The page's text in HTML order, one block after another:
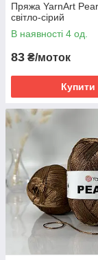
Пряжа YarnArt
світло-сірий
В наявності 4 од.
83 ₴/моток
Купити